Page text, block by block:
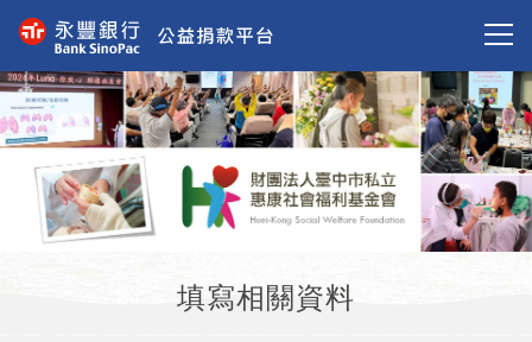
填寫相關資料